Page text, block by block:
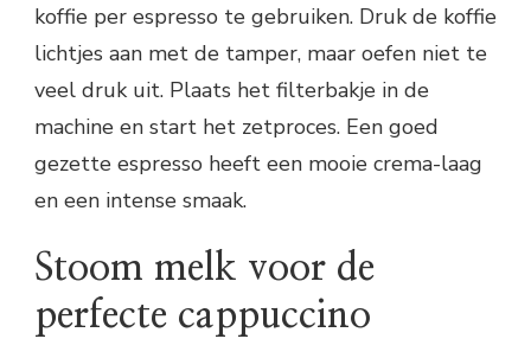
koffie per espresso te gebruiken. Druk de koffie
lichtjes aan met de tamper, maar oefen niet te
veel druk uit. Plaats het filterbakje in de
machine en start het zetproces. Een goed
gezette espresso heeft een mooie crema-laag
en een intense smaak.
Stoom melk voor de
perfecte cappuccino